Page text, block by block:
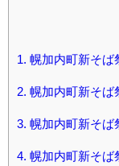
1. 幌加内町新そば
2. 幌加内町新そば
3. 幌加内町新そば
4. 幌加内町新そば